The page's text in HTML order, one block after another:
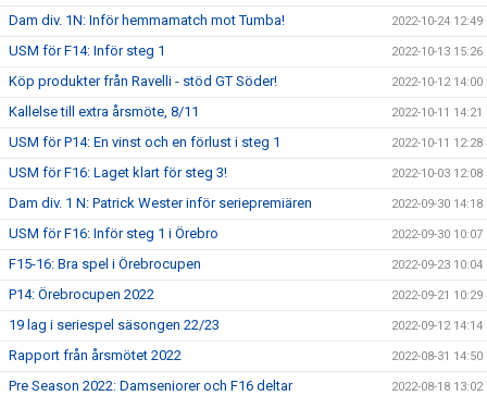
Dam div. 1N: Inför hemmamatch mot Tumba! 2022-10-24 12:49
USM för F14: Inför steg 1 2022-10-13 15:26
Köp produkter från Ravelli - stöd GT Söder! 2022-10-12 14:00
Kallelse till extra årsmöte, 8/11 2022-10-11 14:21
USM för P14: En vinst och en förlust i steg 1 2022-10-11 12:28
USM för F16: Laget klart för steg 3! 2022-10-03 12:08
Dam div. 1 N: Patrick Wester inför seriepremiären 2022-09-30 14:18
USM för F16: Inför steg 1 i Örebro 2022-09-30 10:07
F15-16: Bra spel i Örebrocupen 2022-09-23 10:04
P14: Örebrocupen 2022 2022-09-21 10:29
19 lag i seriespel säsongen 22/23 2022-09-12 14:14
Rapport från årsmötet 2022 2022-08-31 14:50
Pre Season 2022: Damseniorer och F16 deltar 2022-08-18 13:02